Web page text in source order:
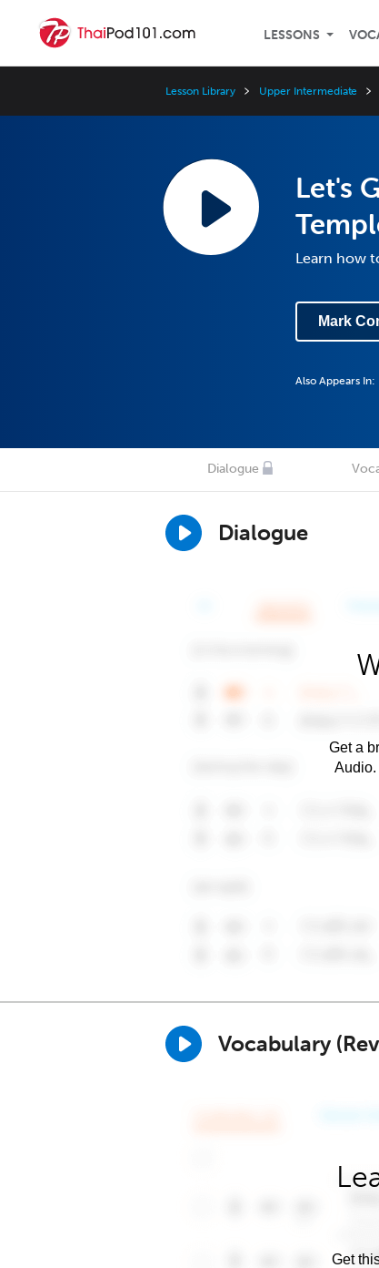
LESSONS
Lesson Library Upper Intermediate
Let's
Learn how
Mark
Also Appears In:
Dialogue
Dialogue
Get a
Audio.
Vocabulary
Get